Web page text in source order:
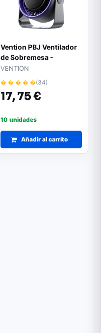
Vention PBJ Ventilador
de Sobremesa -
Velocidad Maxima
2500RPM - Bateria de
3000mAh - Modo
Noche - Pantalla -
Color Gris Oscuro
VENTION
� � � � �(34)
17,75 €
10 unidades
Añadir al carrito